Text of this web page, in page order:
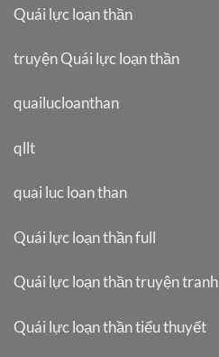
Quái lực loạn thần
truyện Quái lực loạn thần
quailucloanthan
qllt
quai luc loan than
Quái lực loạn thần full
Quái lực loạn thần truyện tranh
Quái lực loạn thần tiểu thuyết